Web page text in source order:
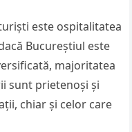
este ospitalitatea
Bucureștiul este
majoritatea
sunt prietenoși și
chiar și celor care